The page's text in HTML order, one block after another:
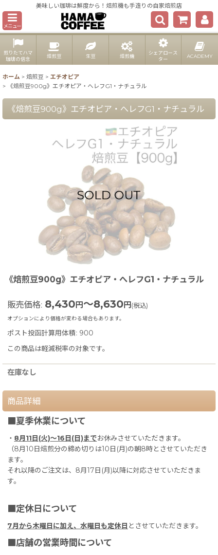
美味しい珈琲は鮮度から！焙煎機も手造りの自家焙煎店
メニュー
煎りたてハマ
珈琲の信念
焙煎豆 生豆 焙煎機
シェアロース
ター
ACADEMY
ホーム > 焙煎豆 > エチオピア
>
《焙煎豆900g》エチオピア・へレフG1・ナチュラル
《焙煎豆900g》エチオピア・へレフG1・ナチュラル
《焙煎豆900g》エチオピア・へレフG1・ナチュラル
販売価格: 8,430 円 ～8,630 円 (税込)
オプションにより価格が変わる場合もあります。
ポスト投函計算用体積: 900
この商品は軽減税率の対象です。
在庫なし
商品詳細
■夏季休業について
・ 8月11日(火)〜16日(日)までお休みさせていただきます。
（8月10日焙煎分の締め切りは10日(月)の朝8時とさせていただき
ます。
それ以降のご注文は、8月17日(月)以降に対応させていただきま
す。
■定休日について
7月から木曜日に加え、水曜日も定休日 とさせていただきます。
■店舗の営業時間について